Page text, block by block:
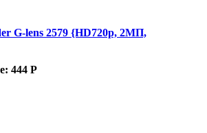
G-lens 2579 {HD720p, 2МП,
444 Р